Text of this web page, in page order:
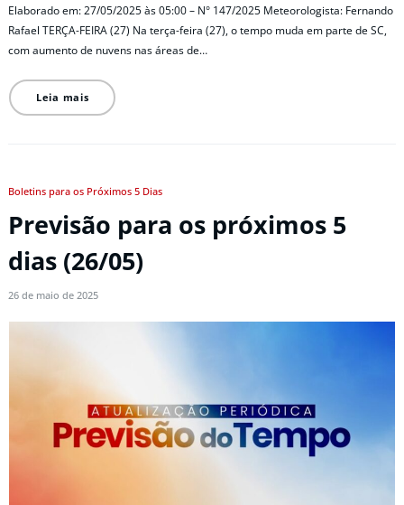
Elaborado em: 27/05/2025 às 05:00 – N° 147/2025 Meteorologista: Fernando
Rafael TERÇA-FEIRA (27) Na terça-feira (27), o tempo muda em parte de SC,
com aumento de nuvens nas áreas de…
Leia mais
Boletins para os Próximos 5 Dias
Previsão para os próximos 5
dias (26/05)
26 de maio de 2025